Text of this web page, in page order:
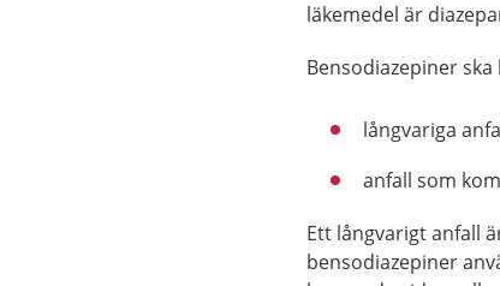
läkemedel är
Bensodiazepiner
långvariga
anfall som
Ett långvarigt anfall
bensodiazepiner